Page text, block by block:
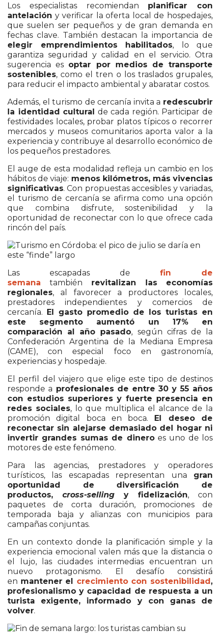
Los especialistas recomiendan planificar con
antelación y verificar la oferta local de hospedajes,
que suelen ser pequeños y de gran demanda en
fechas clave. También destacan la importancia de
elegir emprendimientos habilitados, lo que
garantiza seguridad y calidad en el servicio. Otra
sugerencia es optar por medios de transporte
sostenibles, como el tren o los traslados grupales,
para reducir el impacto ambiental y abaratar costos.
Además, el turismo de cercanía invita a redescubrir
la identidad cultural de cada región. Participar de
festividades locales, probar platos típicos o recorrer
mercados y museos comunitarios aporta valor a la
experiencia y contribuye al desarrollo económico de
los pequeños prestadores.
El auge de esta modalidad refleja un cambio en los
hábitos de viaje: menos kilómetros, más vivencias
significativas. Con propuestas accesibles y variadas,
el turismo de cercanía se afirma como una opción
que combina disfrute, sostenibilidad y la
oportunidad de reconectar con lo que ofrece cada
rincón del país.
Las escapadas de fin de
semana también revitalizan las economías
regionales, al favorecer a productores locales,
prestadores independientes y comercios de
cercanía. El gasto promedio de los turistas en
este segmento aumentó un 17% en
comparación al año pasado, según cifras de la
Confederación Argentina de la Mediana Empresa
(CAME), con especial foco en gastronomía,
experiencias y hospedaje.
El perfil del viajero que elige este tipo de destinos
responde a profesionales de entre 30 y 55 años
con estudios superiores y fuerte presencia en
redes sociales, lo que multiplica el alcance de la
promoción digital boca en boca. El deseo de
reconectar sin alejarse demasiado del hogar ni
invertir grandes sumas de dineroes uno de los
motores de este fenómeno.
Para las agencias, prestadores y operadores
turísticos, las escapadas representan una gran
oportunidad de diversificación de
productos, cross-selling y fidelización, con
paquetes de corta duración, promociones de
temporada baja y alianzas con municipios para
campañas conjuntas.
En un contexto donde la planificación simple y la
experiencia emocional valen más que la distancia o
el lujo, las ciudades intermedias encuentran un
nuevo protagonismo. El desafío consistirá
en mantener el crecimiento con sostenibilidad,
profesionalismo y capacidad de respuesta a un
turista exigente, informado y con ganas de
volver.